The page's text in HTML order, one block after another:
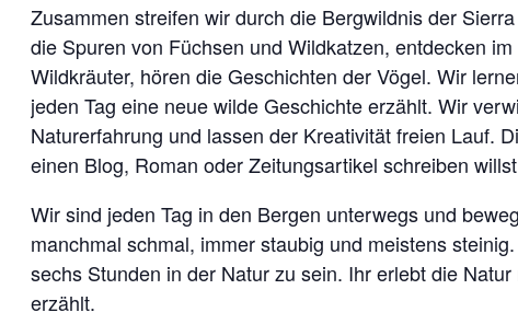
Zusammen streifen wir durch die Bergwildnis der
die Spuren von Füchsen und Wildkatzen, entdecken
Wildkräuter, hören die Geschichten der Vögel. Wir
jeden Tag eine neue wilde Geschichte erzählt. Wir
Naturerfahrung und lassen der Kreativität freien Lauf.
einen Blog, Roman oder Zeitungsartikel schreiben
Wir sind jeden Tag in den Bergen unterwegs und
manchmal schmal, immer staubig und meistens
sechs Stunden in der Natur zu sein. Ihr erlebt die
erzählt.